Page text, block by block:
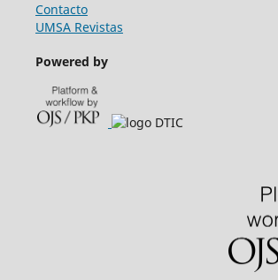
Contacto
UMSA Revistas
Powered by